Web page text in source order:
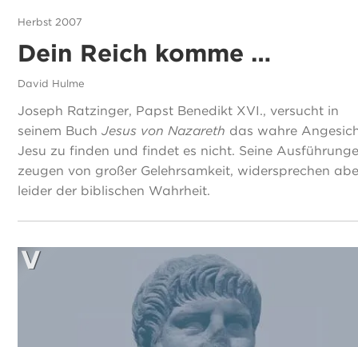
Herbst 2007
Dein Reich komme …
David Hulme
Joseph Ratzinger, Papst Benedikt XVI., versucht in
seinem BuchJesus von Nazareth das wahre
Jesu zu finden und findet es nicht. Seine
zeugen von großer Gelehrsamkeit, widersprechen
leider der biblischen Wahrheit.